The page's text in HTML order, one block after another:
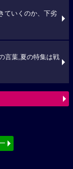
ていくのか、下劣
言葉,夏の特集は戦